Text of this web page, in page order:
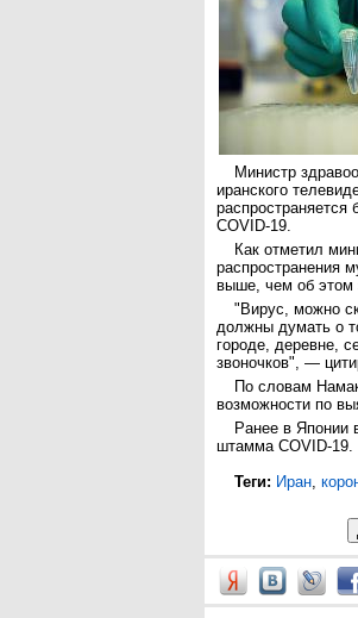
Министр
иранского
распространяется
COVID-19.
Как отметил
распространения
выше, чем об этом
"Вирус, можно
должны думать о
городе, деревне,
звоночков", —
По словам
возможности по
Ранее в Японии
штамма COVID-19.
Теги: Иран,